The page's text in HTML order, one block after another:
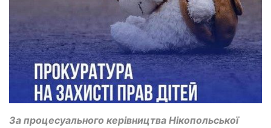
За процесуального керівництва Нікопольської